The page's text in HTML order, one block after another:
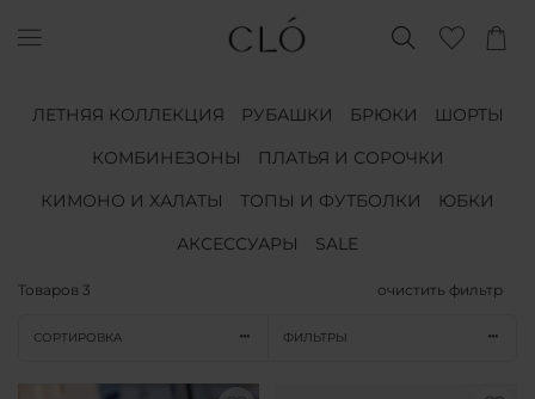
ЛЕТНЯЯ КОЛЛЕКЦИЯ РУБАШКИ БРЮКИ
ШОРТЫ
КОМБИНЕЗОНЫ
ПЛАТЬЯ И СОРОЧКИ
КИМОНО И ХАЛАТЫ
ТОПЫ И ФУТБОЛКИ
ЮБКИ
АКСЕССУАРЫ
SALE
Товаров 3 очистить фильтр
СОРТИРОВКА ФИЛЬТРЫ